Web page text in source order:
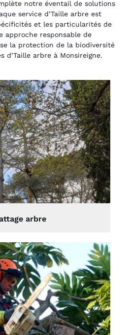
notre éventail de solutions
service d’Taille arbre est
et les particularités de
approche responsable de
la protection de la biodiversité
d’Taille arbre à Monsireigne.
arbre